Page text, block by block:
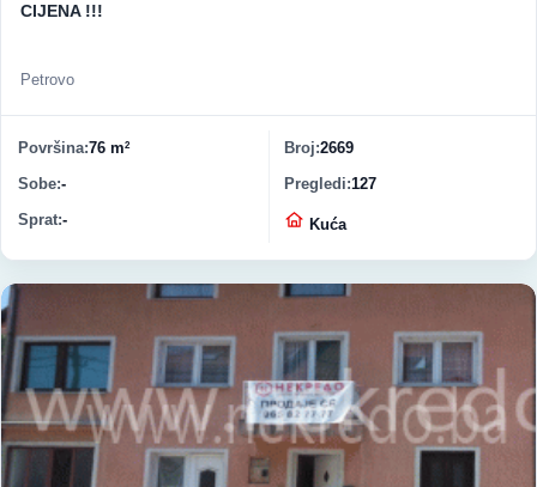
CIJENA !!!
Petrovo
Površina 76 m2 Broj 2669
Sobe - Pregledi 127
Sprat - Vrsta nekretnine
Kuća